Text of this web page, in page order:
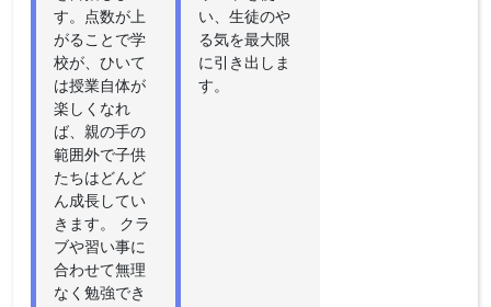
す。点数が上
がることで学
校が、ひいて
は授業自体が
楽しくなれ
ば、親の手の
範囲外で子供
たちはどんど
ん成長してい
きます。 クラ
ブや習い事に
合わせて無理
なく勉強でき
い、生徒のや
る気を最大限
に引き出しま
す。